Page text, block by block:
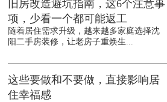
旧房改造避坑指南，这6个注意事
项，少看一个都可能返工
随着居住需求升级，越来越多家庭选择沈
阳二手房装修，让老房子重焕生...
这些要做和不要做，直接影响居
住幸福感